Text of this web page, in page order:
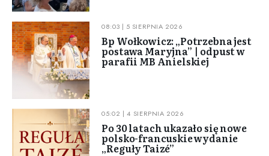
08:03 | 5 SIERPNIA 2026
Bp Wołkowicz: „Potrzebna jest
postawa Maryjna” | odpust w
parafii MB Anielskiej
05:02 | 4 SIERPNIA 2026
Po 30 latach ukazało się nowe
polsko-francuskie wydanie
„Reguły Taizé”